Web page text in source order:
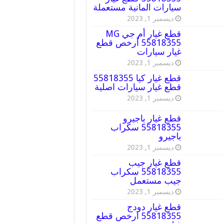
سيارات المانية مستعملة
ديسمبر 1, 2023
قطع غيار أم جي MG
55818355 أرخص قطع
غيار سيارات
ديسمبر 1, 2023
قطع غيار كيا 55818355
قطع غيار سيارات اصلية
ديسمبر 1, 2023
قطع غيار باجيرو
55818355 سكراب
باجيرو
ديسمبر 1, 2023
قطع غيار جيب
55818355 سكراب
جيب مستعمل
ديسمبر 1, 2023
قطع غيار دودج
55818355 ارخص قطع